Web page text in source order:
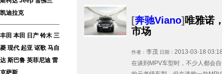
凯迪拉克
丰田 本田 日产 铃木 三
菱 现代 起亚 讴歌 马自
达 斯巴鲁 英菲尼迪 雷
克萨斯
[奔驰Viano] 唯雅诺
市场
作者： 李茂 日期： 2013-03-18
在谈到MPV车型时，不少人都会